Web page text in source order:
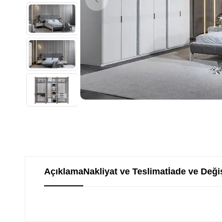
AçıklamaNakliyat ve Teslimatİade ve